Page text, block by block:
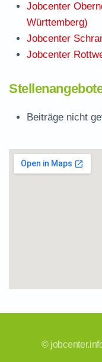
Jobcenter
Württemberg)
Jobcenter
Jobcenter
Beiträge nicht
©